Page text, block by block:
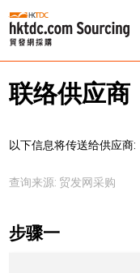
联络供应商
以下信息将传送给供应商:
查询来源: 贸发网采购
步骤一